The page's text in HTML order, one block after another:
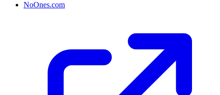
NoOnes.com